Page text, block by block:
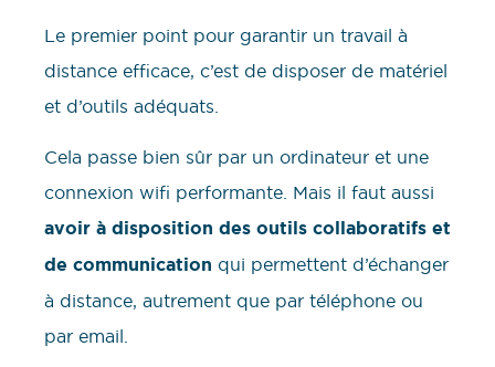
Le premier point pour garantir un travail à
distance efficace, c’est de disposer de matériel
et d’outils adéquats.
Cela passe bien sûr par un ordinateur et une
connexion wifi performante. Mais il faut aussi
avoir à disposition des outils collaboratifs et
de communication qui permettent d’échanger
à distance, autrement que par téléphone ou
par email.